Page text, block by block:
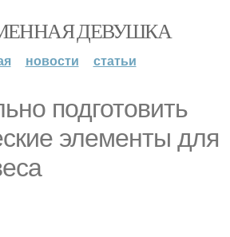
ДЕВУШКА
новости статьи
подготовить
элементы для